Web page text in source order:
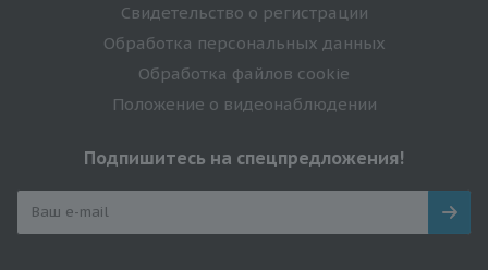
Свидетельство о регистрации
Обработка персональных данных
Обработка файлов cookie
Положение о видеонаблюдении
Подпишитесь на спецпредложения!